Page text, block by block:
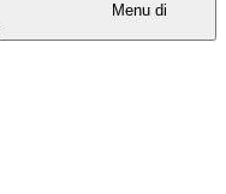
Menu di